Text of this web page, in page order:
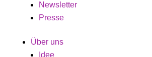
Newsletter
Presse
Über uns
Idee